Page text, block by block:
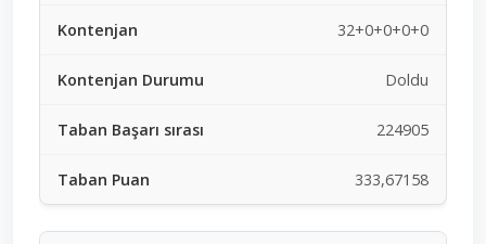
32+0+0+0+0
Doldu
224905
333,67158